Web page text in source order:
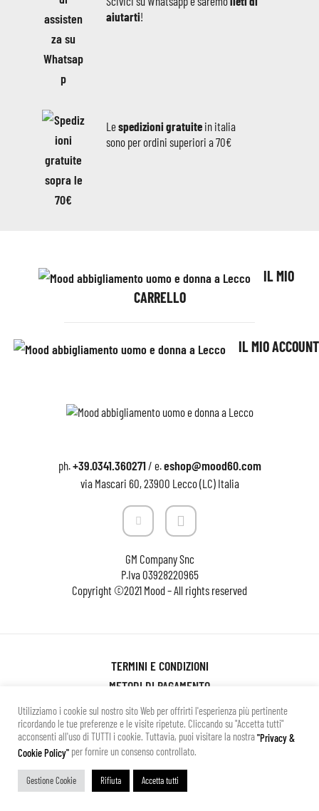
aiutarti!
Lespedizioni gratuite in italia
sono per ordini superiori a 70€
IL MIO
CARRELLO
IL MIO ACCOUNT
ph.+39.0341.360271/ e.eshop@mood60.com
via Mascari 60, 23900 Lecco (LC) Italia
GM Company Snc
P.Iva03928220965
Copyright ©2021 Mood – All rights reserved
TERMINI E CONDIZIONI
METODI DI PAGAMENTO
SPESE DI SPEDIZIONE
CAMBI E RESI
PRIVACY POLICY
Sito realizzato daPIXELA / Digital Creativity
Utilizziamo i cookie sul nostro sito Web per offrirti l'esperienza più pertinente
ricordando le tue preferenze e le visite ripetute. Cliccando su "Accetta tutti"
acconsenti all'uso di TUTTI i cookie. Tuttavia, puoi visitare la nostra"Privacy &
Cookie Policy" per fornire un consenso controllato.
Gestione Cookie Rifiuta Accetta tutti